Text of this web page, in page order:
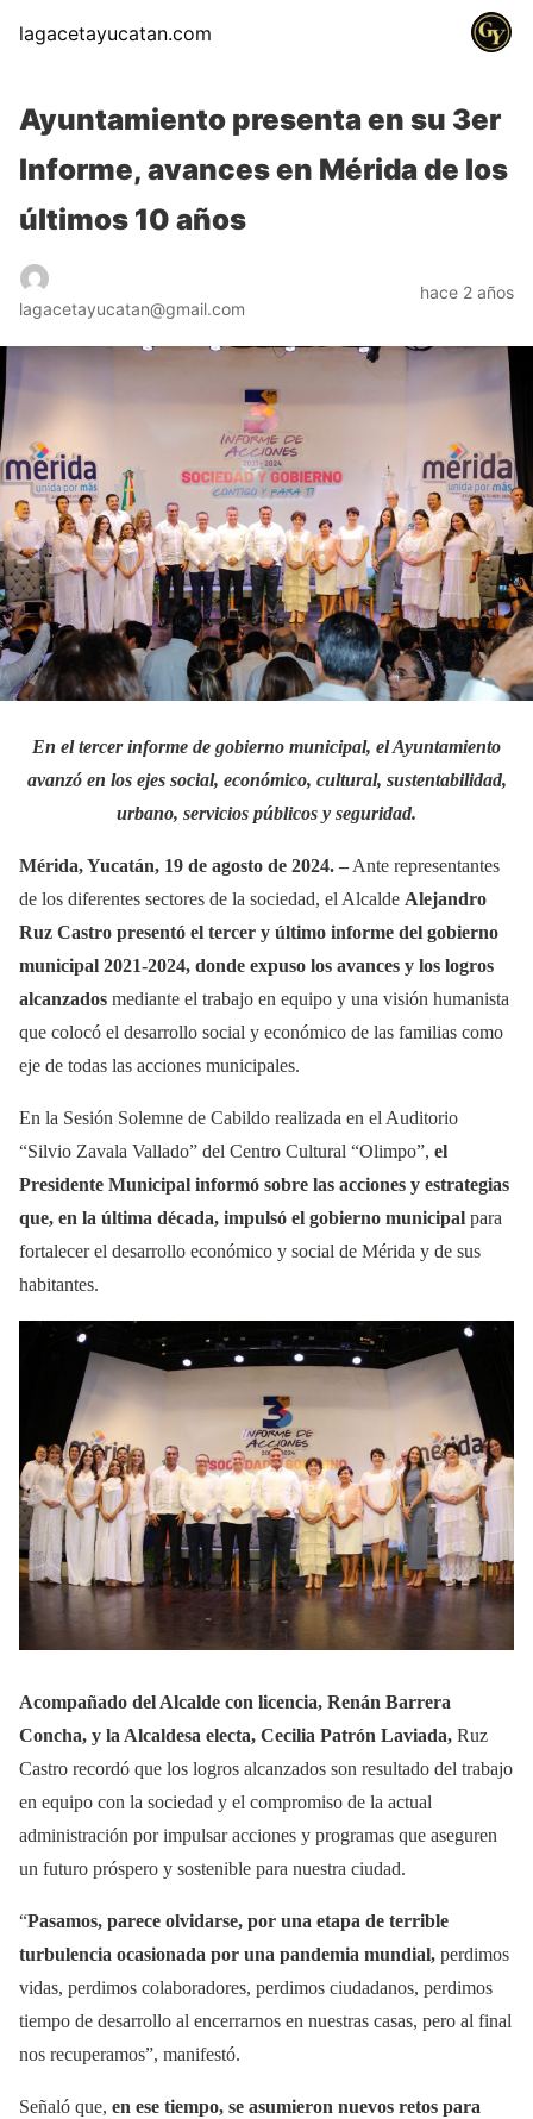
lagacetayucatan.com
Ayuntamiento presenta en su 3er
Informe, avances en Mérida de los
últimos 10 años
lagacetayucatan@gmail.com
hace 2 años
En el tercer informe de gobierno municipal, el Ayuntamiento
avanzó en los ejes social, económico, cultural, sustentabilidad,
urbano, servicios públicos y seguridad.
Mérida, Yucatán, 19 de agosto de 2024. – Ante representantes
de los diferentes sectores de la sociedad, el Alcalde Alejandro
Ruz Castro presentó el tercer y último informe del gobierno
municipal 2021-2024, donde expuso los avances y los logros
alcanzados mediante el trabajo en equipo y una visión humanista
que colocó el desarrollo social y económico de las familias como
eje de todas las acciones municipales.
En la Sesión Solemne de Cabildo realizada en el Auditorio
“Silvio Zavala Vallado” del Centro Cultural “Olimpo”, el
Presidente Municipal informó sobre las acciones y estrategias
que, en la última década, impulsó el gobierno municipal para
fortalecer el desarrollo económico y social de Mérida y de sus
habitantes.
Acompañado del Alcalde con licencia, Renán Barrera
Concha, y la Alcaldesa electa, Cecilia Patrón Laviada, Ruz
Castro recordó que los logros alcanzados son resultado del trabajo
en equipo con la sociedad y el compromiso de la actual
administración por impulsar acciones y programas que aseguren
un futuro próspero y sostenible para nuestra ciudad.
“Pasamos, parece olvidarse, por una etapa de terrible
turbulencia ocasionada por una pandemia mundial, perdimos
vidas, perdimos colaboradores, perdimos ciudadanos, perdimos
tiempo de desarrollo al encerrarnos en nuestras casas, pero al final
nos recuperamos”, manifestó.
Señaló que, en ese tiempo, se asumieron nuevos retos para